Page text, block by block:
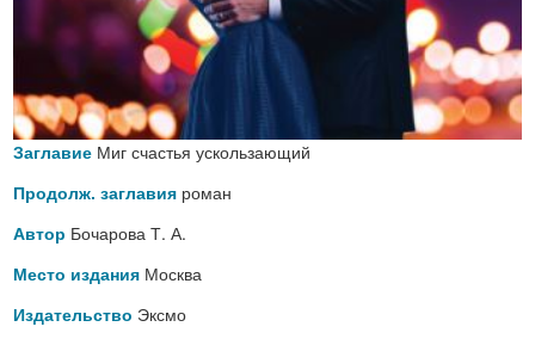
Заглавие Миг счастья ускользающий
Продолж. заглавия роман
Автор Бочарова Т. А.
Место издания Москва
Издательство Эксмо